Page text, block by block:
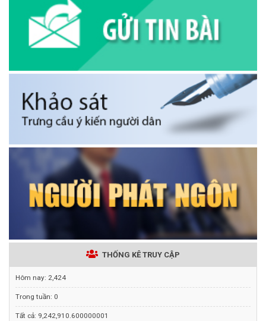
THỐNG KÊ TRUY CẬP
Hôm nay: 2,424
Trong tuần: 0
Tất cả: 9,242,910.600000001